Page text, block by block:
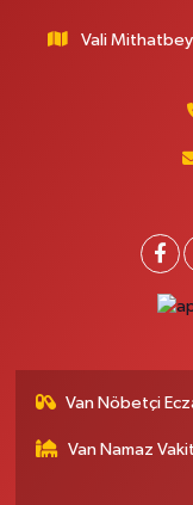
Vali
Van Nöbetçi
Van Namaz